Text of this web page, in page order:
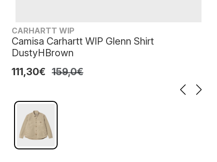
CARHARTT WIP
Camisa Carhartt WIP Glenn Shirt
DustyHBrown
111,30€ 159,0€